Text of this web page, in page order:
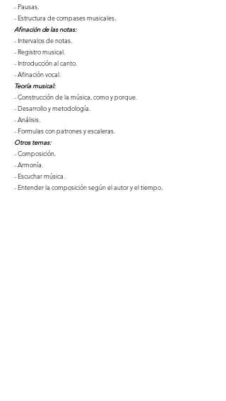
- Pausas.
- Estructura de compases musicales.
Afinación de las notas:
- Intervalos de notas.
- Registro musical.
- Introducción al canto.
- Afinación vocal.
Teoría musical:
- Construcción de la música, como y porque.
- Desarrollo y metodología.
- Análisis.
- Formulas con patrones y escaleras.
Otros temas:
- Composición.
- Armonía.
- Escuchar música.
- Entender la composición según el autor y el tiempo.